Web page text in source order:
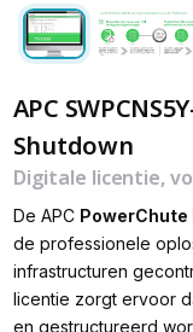
APC
Shutdown
Digitale licentie,
De APC PowerChute
de professionele
infrastructuren
licentie zorgt ervoor
en gestructureerd